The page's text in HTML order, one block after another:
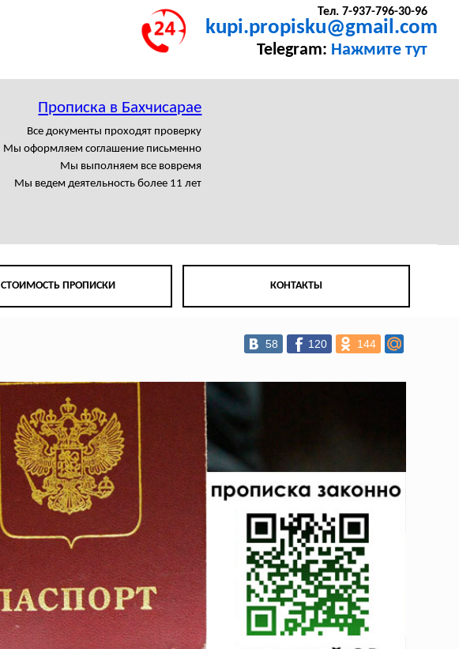
Тел. 7-937-796-30-96
kupi.propisku@gmail.com
Telegram: Нажмите тут
Прописка в Бахчисарае
Все документы проходят проверку
Мы оформляем соглашение письменно
Мы выполняем все вовремя
Мы ведем деятельность более 11 лет
СТОИМОСТЬ ПРОПИСКИ КОНТАКТЫ
58 120 144